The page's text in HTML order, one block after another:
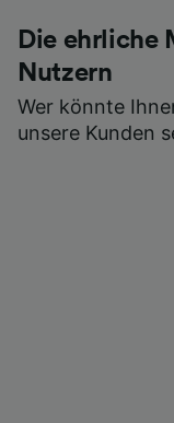
Die ehrliche
Nutzern
Wer könnte
unsere Kunden